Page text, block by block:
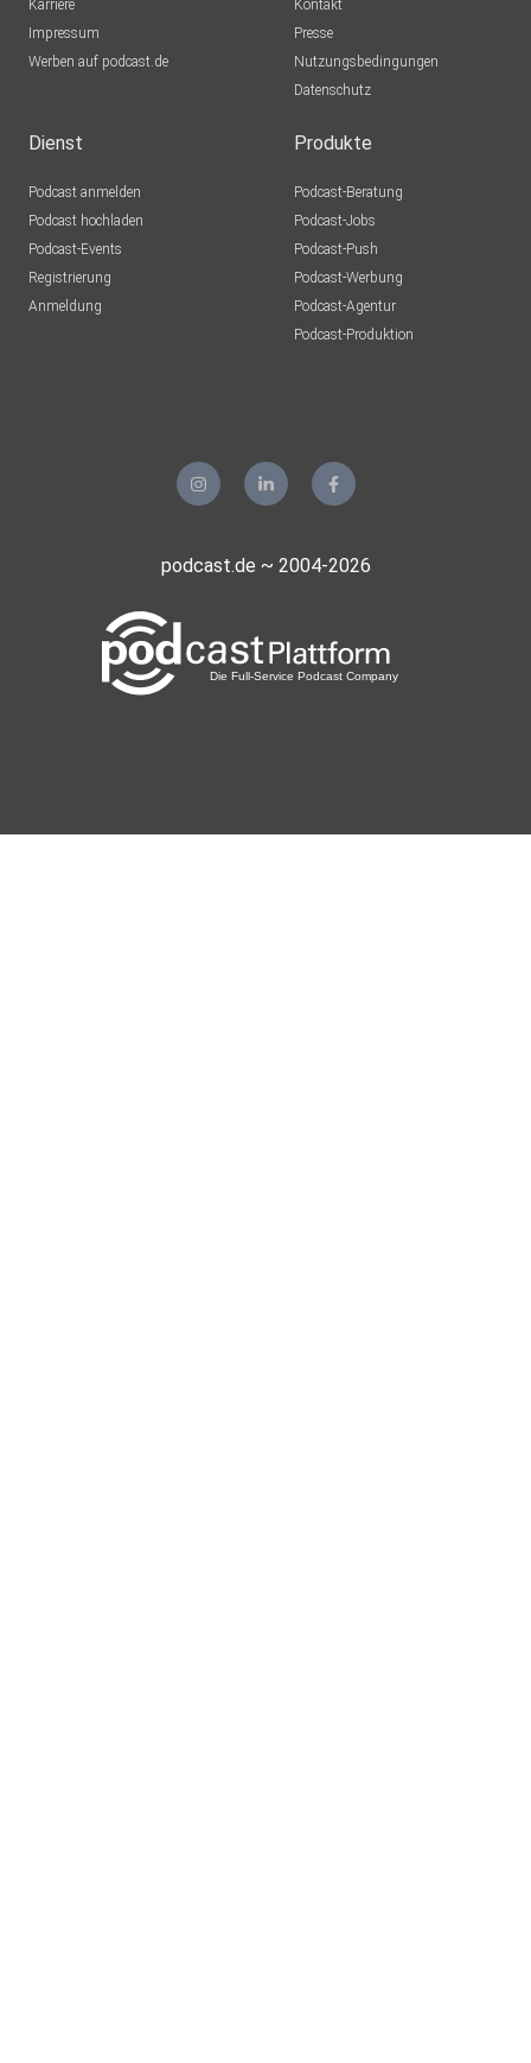
Karriere
Impressum
Werben auf podcast.de
Kontakt
Presse
Nutzungsbedingungen
Datenschutz
Dienst
Podcast anmelden
Podcast hochladen
Podcast-Events
Registrierung
Anmeldung
Produkte
Podcast-Beratung
Podcast-Jobs
Podcast-Push
Podcast-Werbung
Podcast-Agentur
Podcast-Produktion
podcast.de ~ 2004-2026